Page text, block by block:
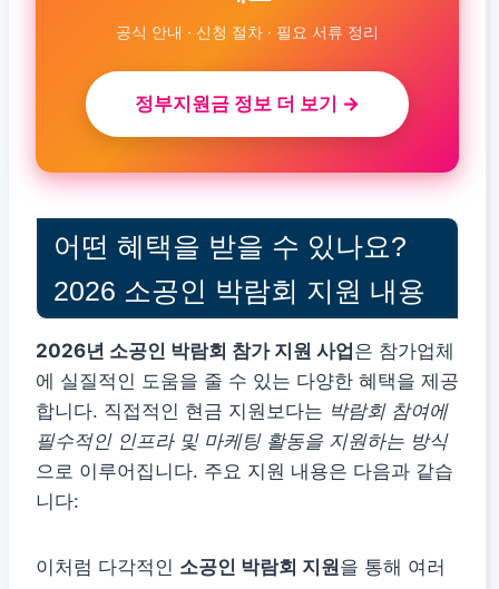
공식 안내 · 신청 절차 · 필요 서류 정리
정부지원금 정보 더 보기 →
어떤 혜택을 받을 수 있나요?
2026 소공인 박람회 지원 내용
2026년 소공인 박람회 참가 지원 사업은 참가업체
에 실질적인 도움을 줄 수 있는 다양한 혜택을 제공
합니다. 직접적인 현금 지원보다는 박람회 참여에
필수적인 인프라 및 마케팅 활동을 지원하는 방식
으로 이루어집니다. 주요 지원 내용은 다음과 같습
니다:
이처럼 다각적인 소공인 박람회 지원을 통해 여러